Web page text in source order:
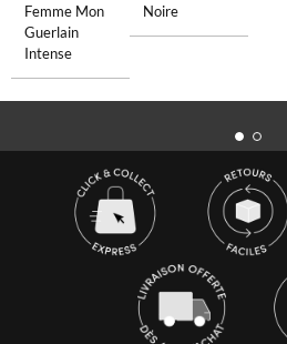
Femme Mon
Guerlain
Intense
Noire